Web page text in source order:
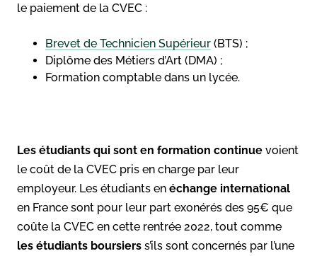
le paiement de la CVEC :
Brevet de Technicien Supérieur (BTS) ;
Diplôme des Métiers d’Art (DMA) ;
Formation comptable dans un lycée.
Les étudiants qui sont en formation continue voient
le coût de la CVEC pris en charge par leur
employeur. Les étudiants en échange international
en France sont pour leur part exonérés des 95€ que
coûte la CVEC en cette rentrée 2022, tout comme
les étudiants boursiers s’ils sont concernés par l’une